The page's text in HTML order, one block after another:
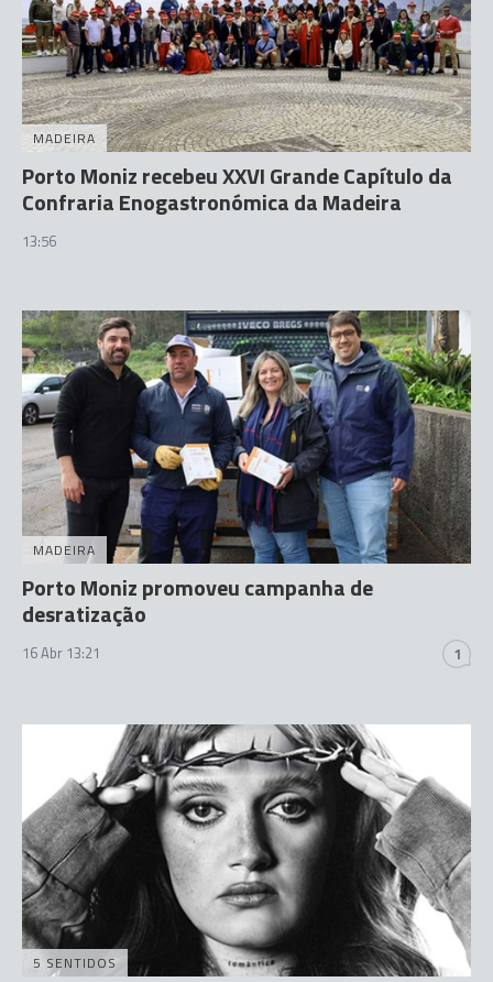
MADEIRA
Porto Moniz recebeu XXVI Grande Capítulo da
Confraria Enogastronómica da Madeira
13:56
MADEIRA
Porto Moniz promoveu campanha de
desratização
16 Abr 13:21 1
5 SENTIDOS